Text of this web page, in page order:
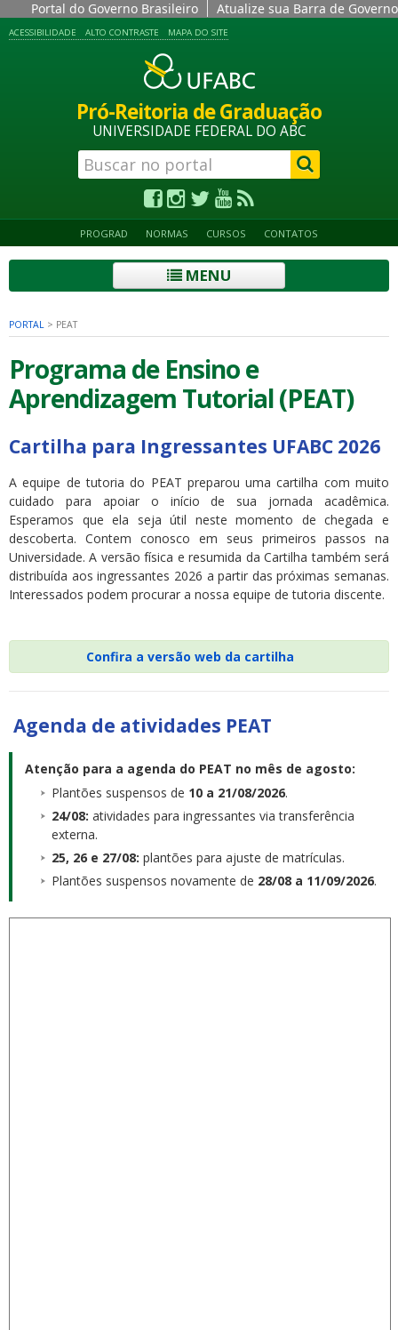
Portal do Governo Brasileiro Atualize sua Barra de Governo
ACESSIBILIDADE ALTO CONTRASTE MAPA DO SITE
Pró-Reitoria de Graduação
UNIVERSIDADE FEDERAL DO ABC
PROGRAD NORMAS CURSOS CONTATOS
MENU
PORTAL > PEAT
Programa de Ensino e
Aprendizagem Tutorial (PEAT)
Cartilha para Ingressantes UFABC 2026
A equipe de tutoria do PEAT preparou uma cartilha com muito
cuidado para apoiar o início de sua jornada acadêmica.
Esperamos que ela seja útil neste momento de chegada e
descoberta. Contem conosco em seus primeiros passos na
Universidade. A versão física e resumida da Cartilha também será
distribuída aos ingressantes 2026 a partir das próximas semanas.
Interessados podem procurar a nossa equipe de tutoria discente.
Confira a versão web da cartilha
Agenda de atividades PEAT
Atenção para a agenda do PEAT no mês de agosto:
Plantões suspensos de 10 a 21/08/2026.
24/08: atividades para ingressantes via transferência
externa.
25, 26 e 27/08: plantões para ajuste de matrículas.
Plantões suspensos novamente de 28/08 a 11/09/2026.